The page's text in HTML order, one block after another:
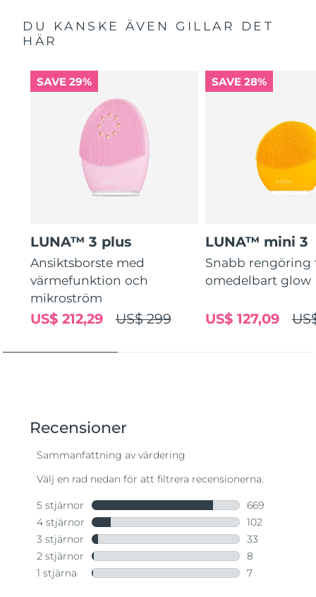
DU KANSKE ÄVEN GILLAR DET
HÄR
SAVE 29%
LUNA™ 3 plus
Ansiktsborste med
värmefunktion och
mikroström
US$ 299
US$ 212,29
SAVE 28%
LUNA™ mini 3
Snabb rengöring
omedelbart glow
US$ 127,09